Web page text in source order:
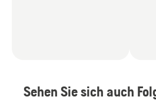
Sehen Sie sich auch